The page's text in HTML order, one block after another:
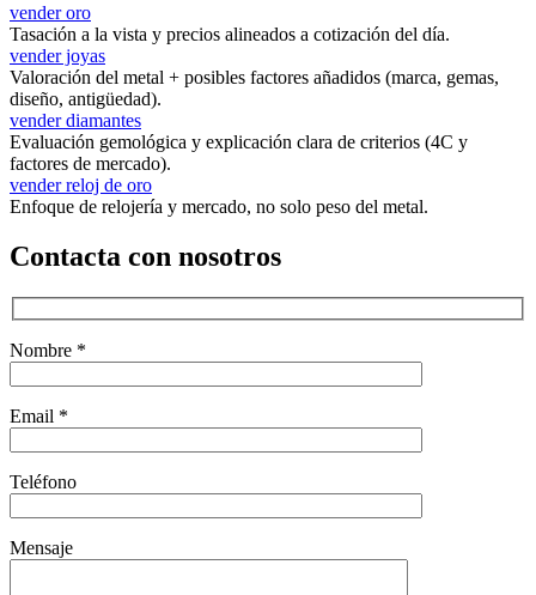
vender oro
Tasación a la vista y precios alineados a cotización del día.
vender joyas
Valoración del metal + posibles factores añadidos (marca, gemas,
diseño, antigüedad).
vender diamantes
Evaluación gemológica y explicación clara de criterios (4C y
factores de mercado).
vender reloj de oro
Enfoque de relojería y mercado, no solo peso del metal.
Contacta con nosotros
Nombre *
Email *
Teléfono
Mensaje